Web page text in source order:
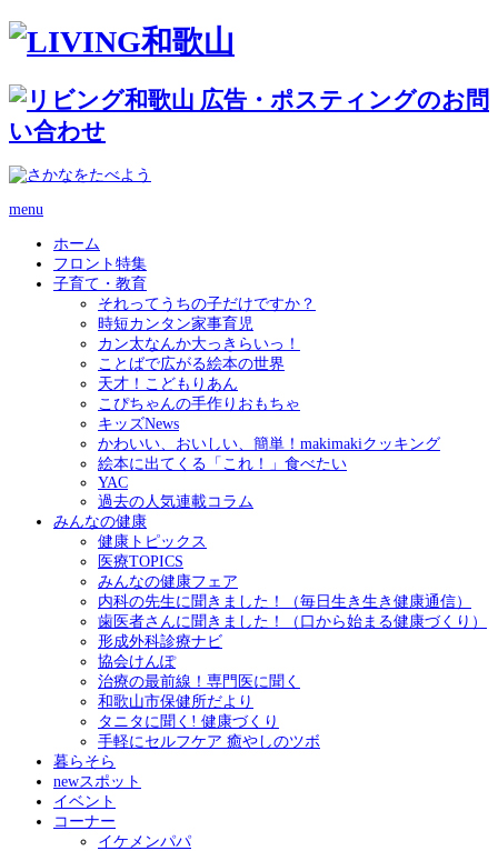
menu
ホーム
フロント特集
子育て・教育
それってうちの子だけですか？
時短カンタン家事育児
カン太なんか大っきらいっ！
ことばで広がる絵本の世界
天才！こどもりあん
こぴちゃんの手作りおもちゃ
キッズNews
かわいい、おいしい、簡単！makimakiクッキング
絵本に出てくる「これ！」食べたい
YAC
過去の人気連載コラム
みんなの健康
健康トピックス
医療TOPICS
みんなの健康フェア
内科の先生に聞きました！（毎日生き生き健康通信）
歯医者さんに聞きました！（口から始まる健康づくり）
形成外科診療ナビ
協会けんぽ
治療の最前線！専門医に聞く
和歌山市保健所だより
タニタに聞く! 健康づくり
手軽にセルフケア 癒やしのツボ
暮らそら
newスポット
イベント
コーナー
イケメンパパ